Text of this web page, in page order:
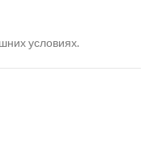
условиях.